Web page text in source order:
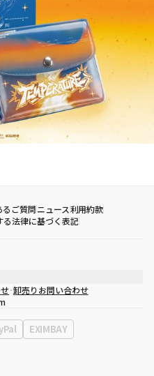
るご質問ニュース利用約款
法律に基づく表記
路513、3階(三成洞、coex)
卸売りお問い合わせ
EXIMBAY